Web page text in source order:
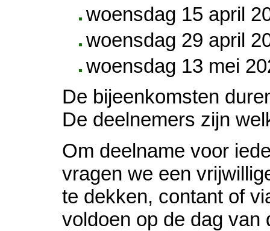
woensdag 15 april
woensdag 29 april
woensdag 13 mei
De bijeenkomsten
De deelnemers zijn
Om deelname voor
vragen we een
te dekken, contant of
voldoen op de dag van